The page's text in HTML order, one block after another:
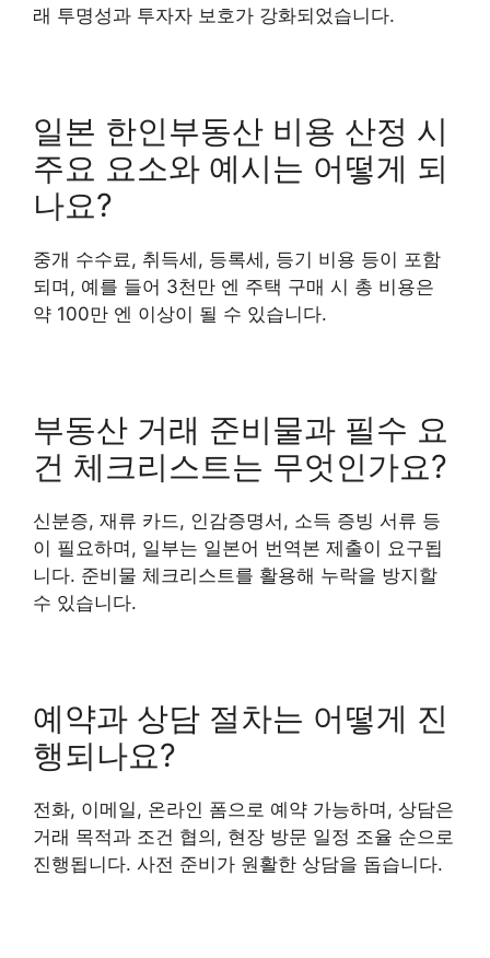
래 투명성과 투자자 보호가 강화되었습니다.
일본 한인부동산 비용 산정 시
주요 요소와 예시는 어떻게 되
나요?
중개 수수료, 취득세, 등록세, 등기 비용 등이 포함
되며, 예를 들어 3천만 엔 주택 구매 시 총 비용은
약 100만 엔 이상이 될 수 있습니다.
부동산 거래 준비물과 필수 요
건 체크리스트는 무엇인가요?
신분증, 재류 카드, 인감증명서, 소득 증빙 서류 등
이 필요하며, 일부는 일본어 번역본 제출이 요구됩
니다. 준비물 체크리스트를 활용해 누락을 방지할
수 있습니다.
예약과 상담 절차는 어떻게 진
행되나요?
전화, 이메일, 온라인 폼으로 예약 가능하며, 상담은
거래 목적과 조건 협의, 현장 방문 일정 조율 순으로
진행됩니다. 사전 준비가 원활한 상담을 돕습니다.